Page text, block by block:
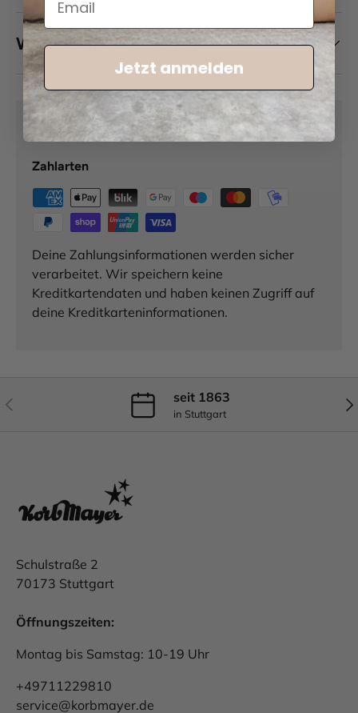
Weitere Informationen
Zahlung & Sicherheit
Zahlarten
Deine Zahlungsinformationen werden sicher
verarbeitet. Wir speichern keine
Kreditkartendaten und haben keinen Zugriff auf
deine Kreditkarteninformationen.
Vorherige seit 1863
in Stuttgart
Schulstraße 2
70173 Stuttgart
Öffnungszeiten:
Montag bis Samstag: 10-19 Uhr
+49711229810
service@korbmayer.de
Jetzt anmelden